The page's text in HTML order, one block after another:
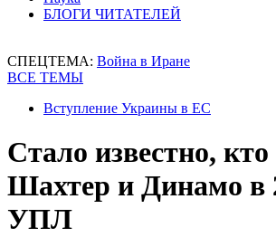
БЛОГИ ЧИТАТЕЛЕЙ
СПЕЦТЕМА: Война в Иране
ВСЕ ТЕМЫ
Вступление Украины в ЕС
Стало известно, кто
Шахтер и Динамо в
УПЛ